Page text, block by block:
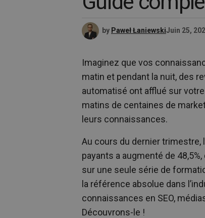
by Paweł ŁaniewskiJuin 25,
Imaginez que vos
matin et pendant la nuit, des
automatisé ont afflué sur
matins de centaines de
leurs connaissances.
Au cours du dernier
payants a augmenté de
sur une seule série de
la référence absolue dans
connaissances en SEO,
Découvrons-le !